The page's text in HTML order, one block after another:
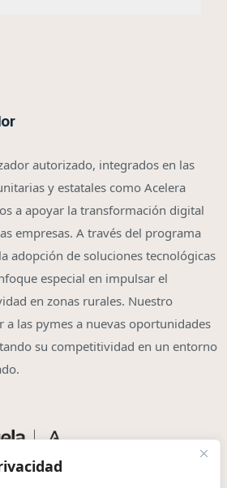
autorizado, integrados en las
y estatales como Acelera
a apoyar la transformación digital
empresas. A través del programa
adopción de soluciones tecnológicas
especial en impulsar el
en zonas rurales. Nuestro
a las pymes a nuevas oportunidades
su competitividad en un entorno